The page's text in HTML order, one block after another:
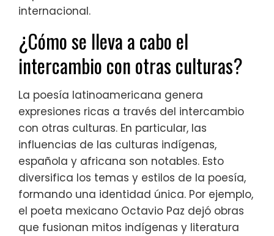
internacional.
¿Cómo se lleva a cabo el
intercambio con otras culturas?
La poesía latinoamericana genera
expresiones ricas a través del intercambio
con otras culturas. En particular, las
influencias de las culturas indígenas,
española y africana son notables. Esto
diversifica los temas y estilos de la poesía,
formando una identidad única. Por ejemplo,
el poeta mexicano Octavio Paz dejó obras
que fusionan mitos indígenas y literatura